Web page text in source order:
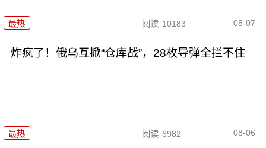
最热 阅读 10183 08-07
炸疯了！俄乌互掀“仓库战”，28枚导弹全拦不住
最热 阅读 6982 08-06